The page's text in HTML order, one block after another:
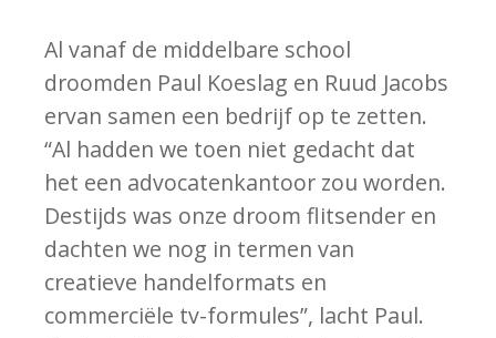
Al vanaf de middelbare school
droomden Paul Koeslag en Ruud Jacobs
ervan samen een bedrijf op te zetten.
“Al hadden we toen niet gedacht dat
het een advocatenkantoor zou worden.
Destijds was onze droom flitsender en
dachten we nog in termen van
creatieve handelformats en
commerciële tv-formules”, lacht Paul.